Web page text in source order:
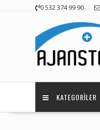
0 532 374 99 90
KATEGORILER